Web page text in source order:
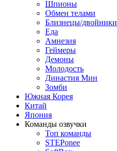
Шпионы
Обмен телами
Близнецы/двойники
Еда
Амнезия
Геймеры
Демоны
Молодость
Династия Мин
Зомби
Южная Корея
Китай
Япония
Команды озвучки
Топ команды
STEPonee